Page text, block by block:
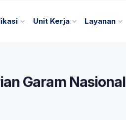
Unit Kerja Layanan
Garam Nasional